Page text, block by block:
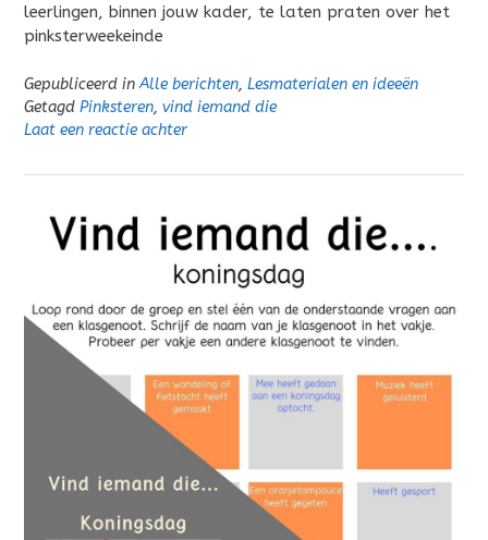
leerlingen, binnen jouw kader, te laten praten over het
pinksterweekeinde
Gepubliceerd inAlle berichten, Lesmaterialen en ideeën
Getagd Pinksteren, vind iemand die
Laat een reactie achter